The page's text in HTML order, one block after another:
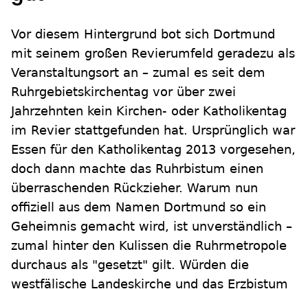
Vor diesem Hintergrund bot sich Dortmund
mit seinem großen Revierumfeld geradezu als
Veranstaltungsort an – zumal es seit dem
Ruhrgebietskirchentag vor über zwei
Jahrzehnten kein Kirchen- oder Katholikentag
im Revier stattgefunden hat. Ursprünglich war
Essen für den Katholikentag 2013 vorgesehen,
doch dann machte das Ruhrbistum einen
überraschenden Rückzieher. Warum nun
offiziell aus dem Namen Dortmund so ein
Geheimnis gemacht wird, ist unverständlich –
zumal hinter den Kulissen die Ruhrmetropole
durchaus als "gesetzt" gilt. Würden die
westfälische Landeskirche und das Erzbistum